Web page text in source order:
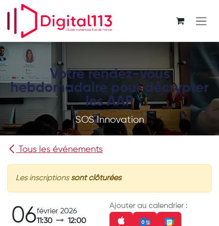
Se rendre au contenu
Votre rendez-vous
hebdomadaire pour décrypter
les AAP
SOS Innovation
Tous les événements
Les inscriptions sont clôturées
06février 2026
11:30
12:00
Ajouter au calendrier :